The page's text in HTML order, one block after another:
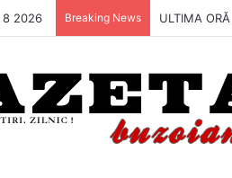
8 2026 Breaking News Metalul